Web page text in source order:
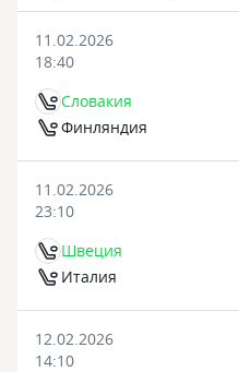
11.02.2026
18:40
Словакия
Финляндия
11.02.2026
23:10
Швеция
Италия
12.02.2026
14:10